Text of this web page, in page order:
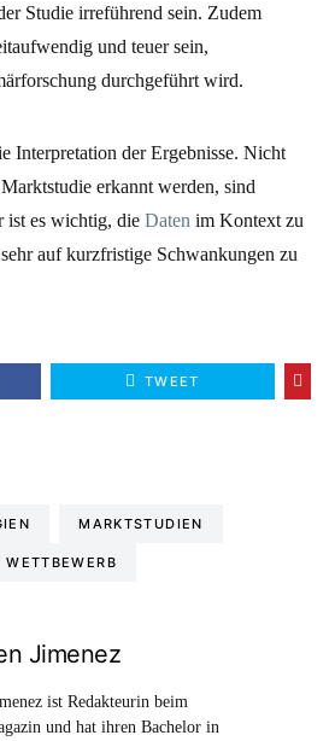
Studie irreführend sein. Zudem
und teuer sein,
durchgeführt wird.
Interpretation der Ergebnisse. Nicht
erkannt werden, sind
ist es wichtig, die Daten im Kontext zu
auf kurzfristige Schwankungen zu
TWEET
MARKTSTUDIEN
WETTBEWERB
Jimenez
ist Redakteurin beim
und hat ihren Bachelor in